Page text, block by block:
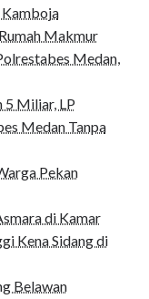
Kamboja
Makmur
Medan,
5 Miliar, LP
Medan Tanpa
Pekan
di Kamar
Kena Sidang di
Belawan